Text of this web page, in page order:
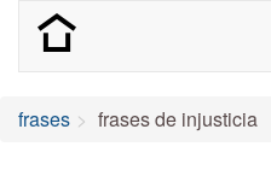
frases frases de injusticia